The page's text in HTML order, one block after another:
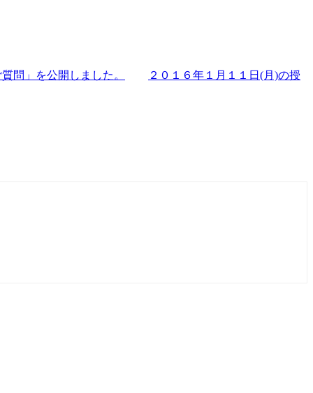
質問」を公開しました。 ２０１６年１月１１日(月)の授